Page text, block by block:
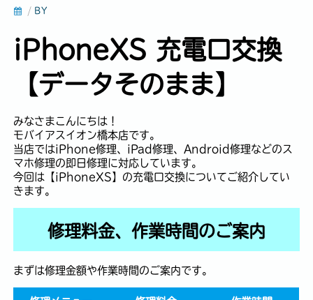
/ BY
iPhoneXS 充電口交換
【データそのまま】
みなさまこんにちは！
モバイアスイオン橋本店です。
当店ではiPhone修理、iPad修理、Android修理などのス
マホ修理の即日修理に対応しています。
今回は【iPhoneXS】の充電口交換についてご紹介してい
きます。
修理料金、作業時間のご案内
まずは修理金額や作業時間のご案内です。